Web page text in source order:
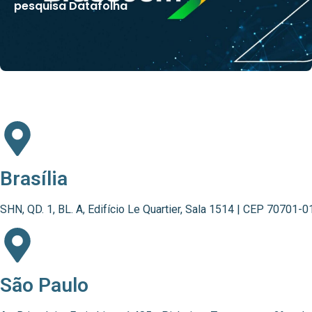
pesquisa Datafolha
Brasília
SHN, QD. 1, BL. A, Edifício Le Quartier, Sala 1514 | CEP 70701-
São Paulo